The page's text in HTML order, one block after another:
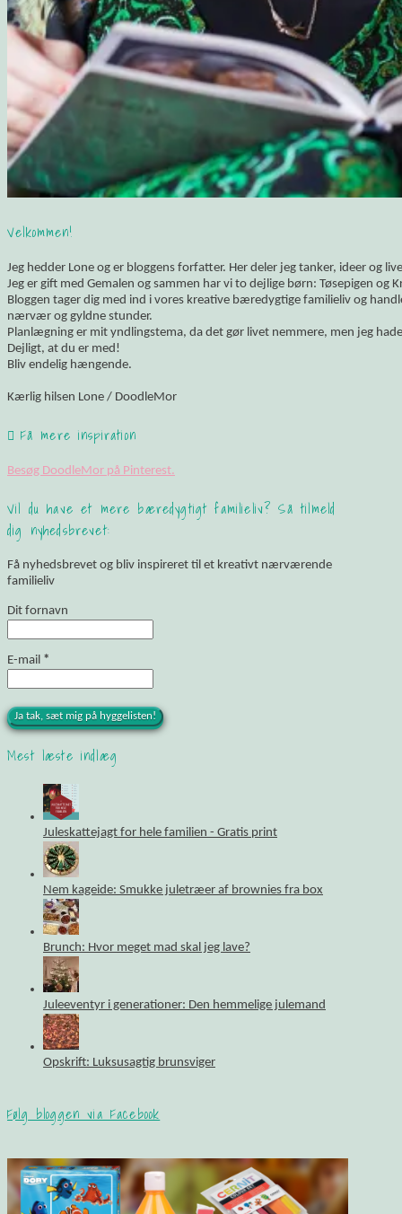
Velkommen!
Jeg hedder Lone og er bloggens forfatter. Her deler jeg tanker, ideer og
Jeg er gift med Gemalen og sammen har vi to dejlige børn: Tøsepigen og
Bloggen tager dig med ind i vores kreative bæredygtige familieliv og
nærvær og gyldne stunder.
Planlægning er mit yndlingstema, da det gør livet nemmere, men jeg
Dejligt, at du er med!
Bliv endelig hængende.
Kærlig hilsen Lone / DoodleMor
Få mere inspiration
Besøg DoodleMor på Pinterest.
Vil du have et mere bæredygtigt familieliv? Så tilmeld
dig nyhedsbrevet:
Få nyhedsbrevet og bliv inspireret til et kreativt nærværende
familieliv
Dit fornavn
E-mail *
Mest læste indlæg
Juleskattejagt for hele familien - Gratis print
Nem kageide: Smukke juletræer af brownies fra box
Brunch: Hvor meget mad skal jeg lave?
Juleeventyr i generationer: Den hemmelige julemand
Opskrift: Luksusagtig brunsviger
Følg bloggen via Facebook